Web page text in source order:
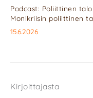
Podcast: Poliittinen
Monikriisin poliittinen
15.6.2026
Kirjoittajasta